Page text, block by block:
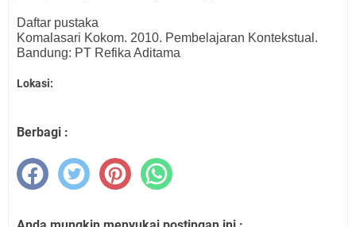
Daftar pustaka
Komalasari Kokom. 2010. Pembelajaran Kontekstual.
Bandung: PT Refika Aditama
Lokasi:
Berbagi :